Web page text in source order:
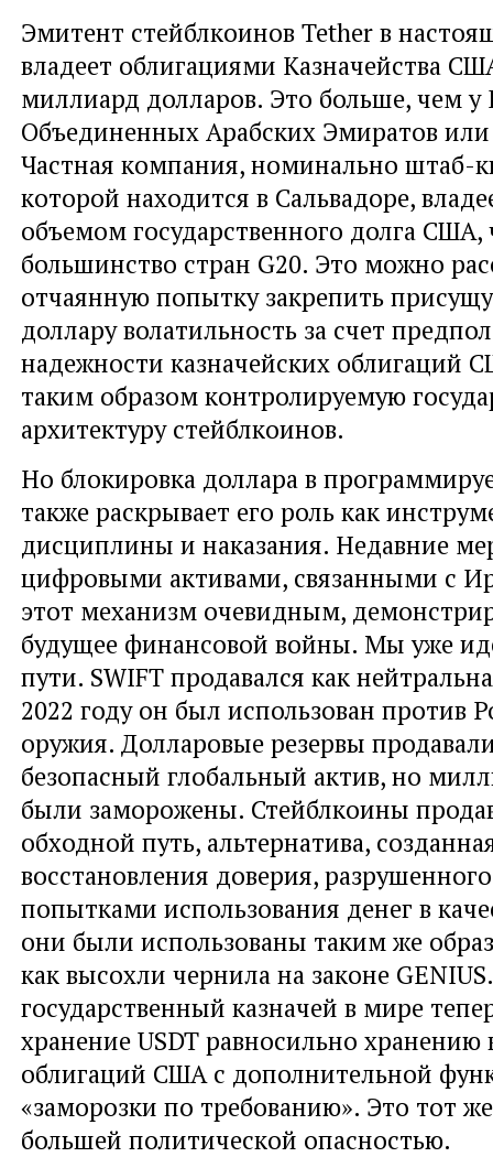
Эмитент стейблкоинов Tether в
владеет облигациями Казначейства
миллиард долларов. Это больше, чем у
Объединенных Арабских Эмиратов
Частная компания, номинально штаб-
которой находится в Сальвадоре,
объемом государственного долга США,
большинство стран G20. Это можно
отчаянную попытку закрепить
доллару волатильность за счет
надежности казначейских облигаций
таким образом контролируемую
архитектуру стейблкоинов.
Но блокировка доллара в
также раскрывает его роль как
дисциплины и наказания. Недавние
цифровыми активами, связанными с
этот механизм очевидным,
будущее финансовой войны. Мы уже
пути. SWIFT продавался как
2022 году он был использован против
оружия. Долларовые резервы
безопасный глобальный актив, но
были заморожены. Стейблкоины
обходной путь, альтернатива,
восстановления доверия,
попытками использования денег в
они были использованы таким же
как высохли чернила на законе
государственный казначей в мире
хранение USDT равносильно хранению
облигаций США с дополнительной
«заморозки по требованию». Это тот
большей политической опасностью.